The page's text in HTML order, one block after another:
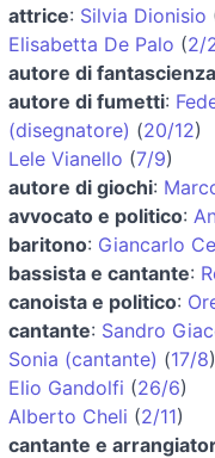
attrice: Silvia Dionisio
Elisabetta De Palo (2/
autore di fantascienza
autore di fumetti:
(disegnatore) (20/12)
Lele Vianello (7/9)
autore di giochi:
avvocato e politico:
baritono: Giancarlo
bassista e cantante:
canoista e politico:
cantante: Sandro
Sonia (cantante) (17/8)
Elio Gandolfi (26/6)
Alberto Cheli (2/11)
cantante e